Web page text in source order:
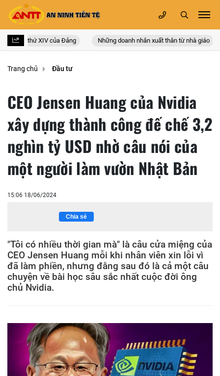
lần thứ XIV của Đảng Những doanh nhân xuất thân từ nhà giáo
Trang chủ Đầu tư
CEO Jensen Huang của Nvidia
xây dựng thành công đế chế 3,2
nghìn tỷ USD nhờ câu nói của
một người làm vườn Nhật Bản
15:06 18/06/2024
Chia sẻ
"Tôi có nhiều thời gian mà" là câu cửa miệng của
CEO Jensen Huang mỗi khi nhân viên xin lỗi vì
đã làm phiền, nhưng đằng sau đó là cả một câu
chuyện về bài học sâu sắc nhất cuộc đời ông
chủ Nvidia.